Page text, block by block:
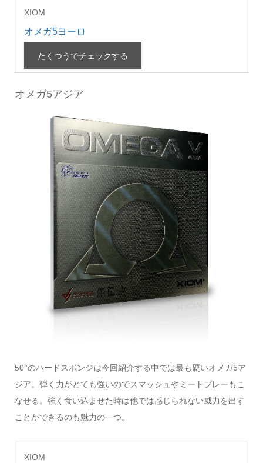
XIOM
オメガ5ヨーロ
たくつうでチェックする
オメガ5アジア
50°のハードスポンジは今回紹介する中では最も硬いオメガ5ア
ジア。弾く力がとても強いのでスマッシュやミートプレーもこ
なせる。強く食い込ませた時は他では感じられない威力を出す
ことができるのも魅力の一つ。
XIOM